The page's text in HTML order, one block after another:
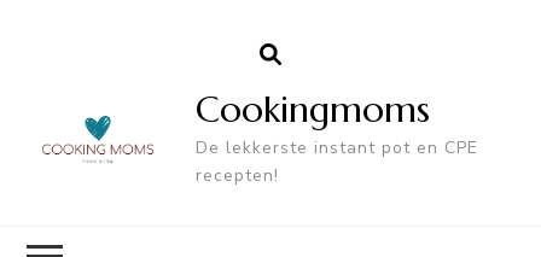
Cookingmoms
De lekkerste instant pot en CPE
recepten!